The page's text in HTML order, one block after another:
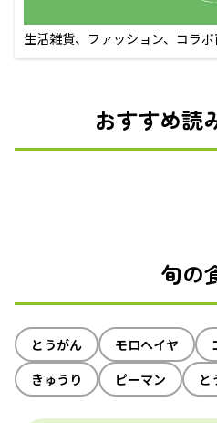
生活雑貨、ファッション、コラ
えるECサイト
おすすめ読
旬の
とうがん モロヘイヤ
きゅうり
ピーマン と